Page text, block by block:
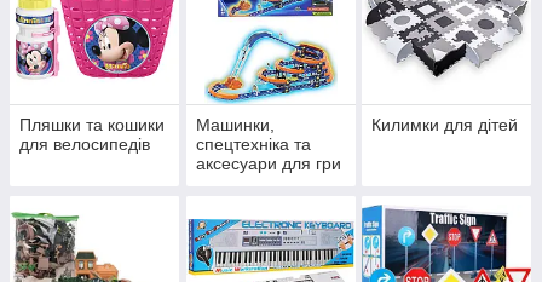
Пляшки та кошики
для велосипедів
Машинки,
спецтехніка та
аксесуари для гри
Килимки для дітей